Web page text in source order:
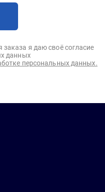
я даю своё согласие
данных
персональных данных.